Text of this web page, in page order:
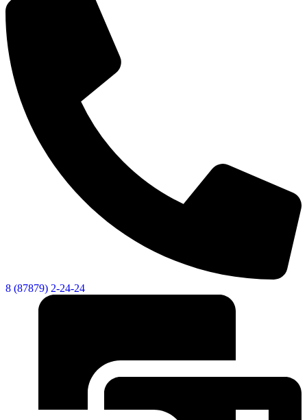
8 (87879) 2-24-24